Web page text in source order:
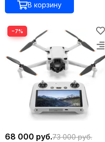
В корзину
−7%
68 000 руб.73 000 руб.